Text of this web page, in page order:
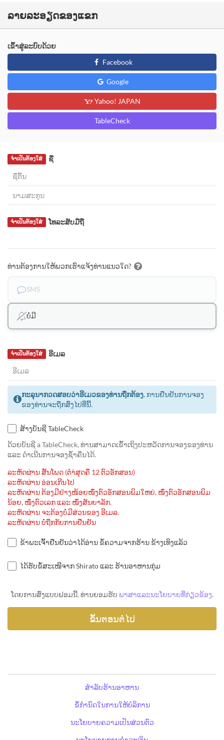
ລາຍລະອຽດຂອງແຂກ
ເຂົ້າສູ່ລະບົບດ້ວຍ
Facebook
Google
Yahoo! JAPAN
TableCheck
ຊື່
ຈຳເປັນຕ້ອງໃສ່
ໂທລະສັບມືຖື
ຈຳເປັນຕ້ອງໃສ່
ທ່ານຕ້ອງການໃຫ້ພວກເຮົາແຈ້ງທ່ານແນວໃດ?
SMS
ບໍ່ມີ
ອີເມລ
ຈຳເປັນຕ້ອງໃສ່
ກະລຸນາກວດສອບວ່າອີເມວຂອງທ່ານຖືກຕ້ອງ. ການຢືນຢັນການຈອງ
ຂອງທ່ານຈະຖືກສົ່ງໄປທີ່ນີ້.
ສ້າງບັນຊີ TableCheck
ດ້ວຍບັນຊີ a TableCheck, ທ່ານສາມາດເຂົ້າເຖິງປະຫວັດການຈອງຂອງທ່ານ
ແລະ ດຳເນີນການຈອງຊ້ຳຄືນໄດ້.
ລະຫັດຜ່ານ ສັ້ນໂພດ (ຕຳ່ສຸດຄື 12 ຕົວອັກສອນ)
ລະຫັດຜ່ານ ອ່ອນເກີນໄປ
ລະຫັດຜ່ານ ຕ້ອງມີຢ່າງໜ້ອຍໜຶ່ງຕົວອັກສອນພິມໃຫຍ່, ໜຶ່ງຕົວອັກສອນພິມ
ນ້ອຍ, ໜຶ່ງຕົວເລກ ແລະ ໜຶ່ງສັນຍາລັກ.
ລະຫັດຜ່ານ ຈະຕ້ອງບໍ່ມີສ່ວນຂອງ ອີເມລ.
ລະຫັດຜ່ານ ບໍ່ຖືກກັບການຢືນຢັນ
ຂ້າພະເຈົ້າຢືນຢັນວ່າໄດ້ອ່ານ ຂໍ້ຄວາມຈາກຮ້ານ ຂ້າງເທິງແລ້ວ
ໄດ້ຮັບຂໍ້ສະເໜີຈາກ Shirato ແລະ ຮ້ານອາຫານກຸ່ມ
ໂດຍການສົ່ງແບບຟອມນີ້, ທ່ານຍອມຮັບ ພາສາແລະນະໂຍບາຍທີ່ກ່ຽວຂ້ອງ.
ສຳລັບຮ້ານອາຫານ
ຂໍ້ກຳນົດໃນການໃຫ້ບໍລິການ
ນະໂຍບາຍຄວາມເປັນສ່ວນຕົວ